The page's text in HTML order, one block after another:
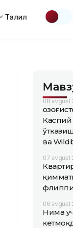
Таҳлил
08 avgust
Каспий
ва
07 avgust
06 avgust
Нима